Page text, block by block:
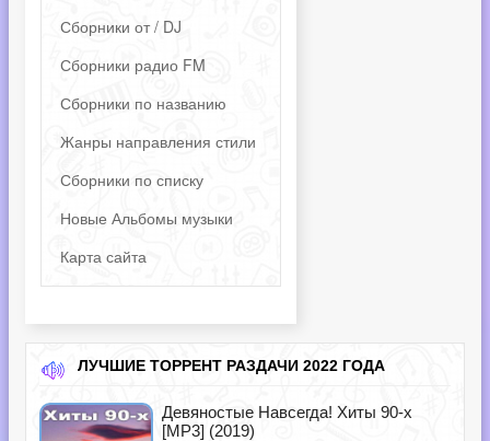
Сборники от / DJ
Сборники радио FM
Сборники по названию
Жанры направления стили
Сборники по списку
Новые Альбомы музыки
Карта сайта
ЛУЧШИЕ ТОРРЕНТ РАЗДАЧИ 2022 ГОДА
Девяностые Навсегда! Хиты 90-х
[MP3] (2019)